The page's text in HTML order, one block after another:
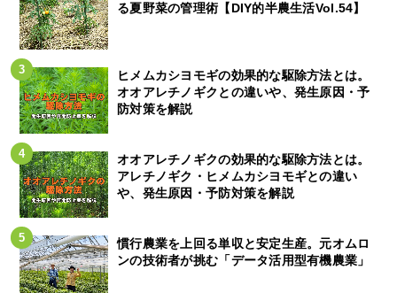
る夏野菜の管理術【DIY的半農生活Vol.54】
ヒメムカシヨモギの効果的な駆除方法とは。
オオアレチノギクとの違いや、発生原因・予
防対策を解説
オオアレチノギクの効果的な駆除方法とは。
アレチノギク・ヒメムカシヨモギとの違い
や、発生原因・予防対策を解説
慣行農業を上回る単収と安定生産。元オムロ
ンの技術者が挑む「データ活用型有機農業」